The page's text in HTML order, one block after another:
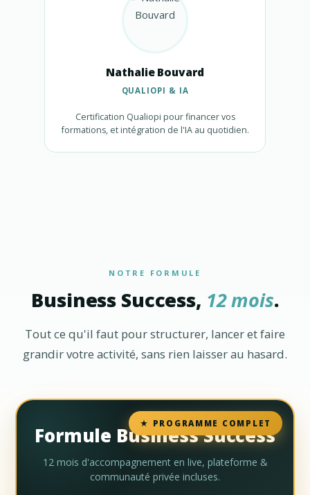
Nathalie Bouvard
QUALIOPI & IA
Certification Qualiopi pour financer vos
formations, et intégration de l'IA au quotidien.
NOTRE FORMULE
Business Success, 12 mois.
Tout ce qu'il faut pour structurer, lancer et faire
grandir votre activité, sans rien laisser au hasard.
★ PROGRAMME COMPLET
Formule Business Success
12 mois d'accompagnement en live, plateforme &
communauté privée incluses.